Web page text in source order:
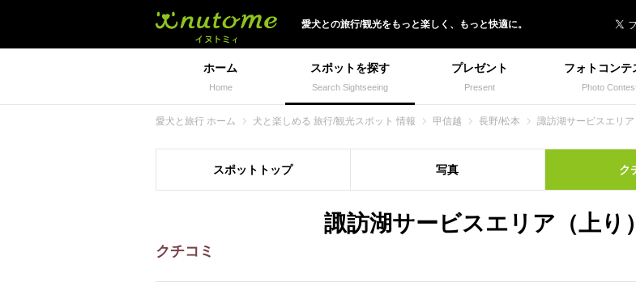
愛犬との旅行/観光をもっと楽しく、 もっと快適に。
ホーム
Home
スポットを探す
Search Sightseeing
プレゼント
Present
フォトコンテ
Photo
愛犬と旅行 ホーム 犬と楽しめる 旅行/観光スポット 情報 甲信越 長野/松本 諏訪湖サービスエリア
スポット トップ 写真 ク
諏訪湖サービスエリア（上り
クチコミ